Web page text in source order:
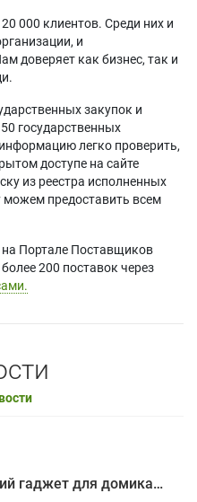
000 клиентов. Среди них и
и
доверяет как бизнес, так и
закупок и
государственных
легко проверить,
доступе на сайте
из реестра исполненных
предоставить всем
Портале Поставщиков
200 поставок через
Почему проектор – лучший гаджет для домика в глэмпинге